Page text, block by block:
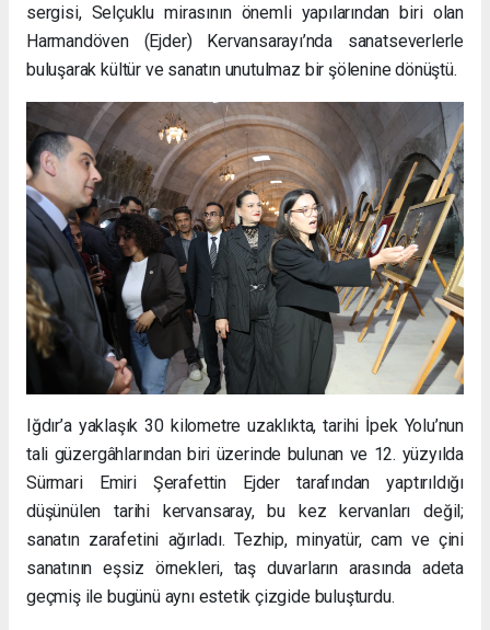
sergisi, Selçuklu mirasının önemli yapılarından biri olan
Harmandöven (Ejder) Kervansarayı’nda sanatseverlerle
buluşarak kültür ve sanatın unutulmaz bir şölenine dönüştü.
Iğdır’a yaklaşık 30 kilometre uzaklıkta, tarihi İpek Yolu’nun
tali güzergâhlarından biri üzerinde bulunan ve 12. yüzyılda
Sürmari Emiri Şerafettin Ejder tarafından yaptırıldığı
düşünülen tarihi kervansaray, bu kez kervanları değil;
sanatın zarafetini ağırladı. Tezhip, minyatür, cam ve çini
sanatının eşsiz örnekleri, taş duvarların arasında adeta
geçmiş ile bugünü aynı estetik çizgide buluşturdu.